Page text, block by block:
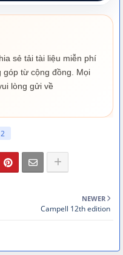
sẻ tải tài liệu miễn phí
từ cộng đồng. Mọi
lòng gửi về
NEWER
Campell 12th edition